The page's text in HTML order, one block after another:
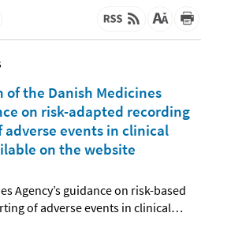
of the Danish Medicines
on risk-adapted recording
events in clinical
on the website
Agency’s guidance on risk-based
of adverse events in clinical…